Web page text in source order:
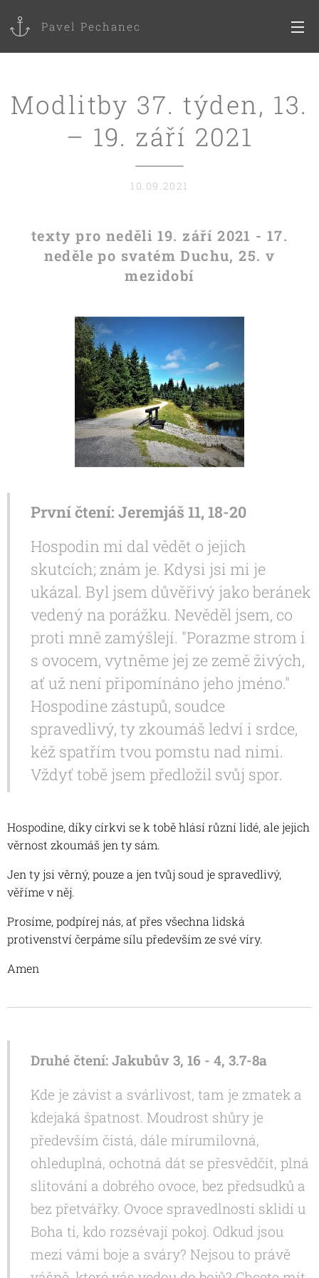
Pavel Pechanec
Modlitby 37. týden, 13.
– 19. září 2021
10.09.2021
texty pro neděli 19. září 2021 - 17.
neděle po svatém Duchu, 25. v
mezidobí
První čtení: Jeremjáš 11, 18-20
Hospodin mi dal vědět o jejich
skutcích; znám je. Kdysi jsi mi je
ukázal. Byl jsem důvěřivý jako beránek
vedený na porážku. Nevěděl jsem, co
proti mně zamýšlejí. "Porazme strom i
s ovocem, vytněme jej ze země živých,
ať už není připomínáno jeho jméno."
Hospodine zástupů, soudce
spravedlivý, ty zkoumáš ledví i srdce,
kéž spatřím tvou pomstu nad nimi.
Vždyť tobě jsem předložil svůj spor.
Hospodine, díky církvi se k tobě hlásí různí lidé, ale jejich
věrnost zkoumáš jen ty sám.
Jen ty jsi věrný, pouze a jen tvůj soud je spravedlivý,
věříme v něj.
Prosíme, podpírej nás, ať přes všechna lidská
protivenství čerpáme sílu především ze své víry.
Amen
Druhé čtení: Jakubův 3, 16 - 4, 3.7-8a
Kde je závist a svárlivost, tam je zmatek a
kdejaká špatnost. Moudrost shůry je
především čistá, dále mírumilovná,
ohleduplná, ochotná dát se přesvědčit, plná
slitování a dobrého ovoce, bez předsudků a
bez přetvářky. Ovoce spravedlnosti sklidí u
Boha ti, kdo rozsévají pokoj. Odkud jsou
mezi vámi boje a sváry? Nejsou to právě